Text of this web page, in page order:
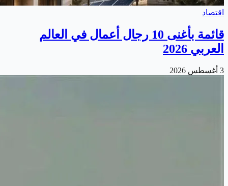
اقتصاد
قائمة بأغنى 10 رجال أعمال في العالم
العربي 2026
3 أغسطس 2026